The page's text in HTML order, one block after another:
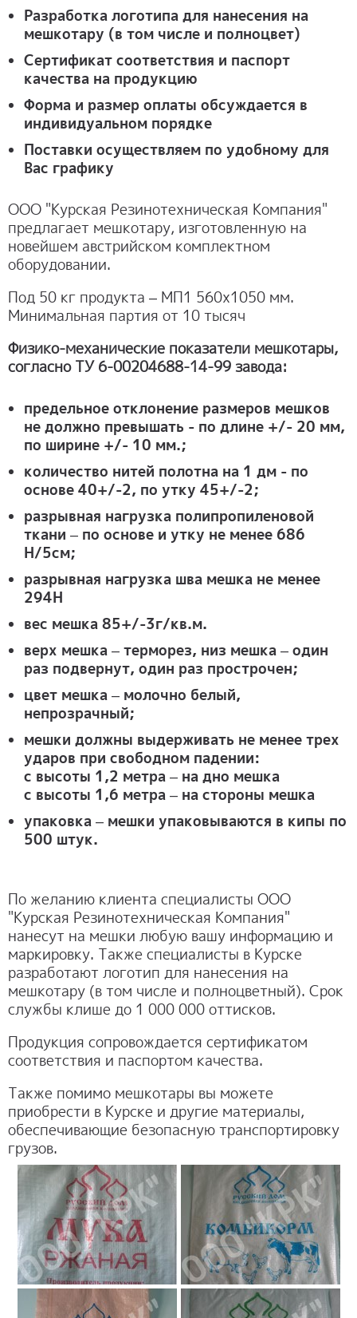
Разработка логотипа для нанесения на
мешкотару (в том числе и полноцвет)
Сертификат соответствия и паспорт
качества на продукцию
Форма и размер оплаты обсуждается в
индивидуальном порядке
Поставки осуществляем по удобному для
Вас графику
ООО "Курская Резинотехническая Компания"
предлагает мешкотару, изготовленную на
новейшем австрийском комплектном
оборудовании.
Под 50 кг продукта – МП1 560х1050 мм.
Минимальная партия от 10 тысяч
Физико-механические показатели мешкотары,
согласно ТУ 6-00204688-14-99 завода:
предельное отклонение размеров мешков
не должно превышать - по длине +/- 20 мм,
по ширине +/- 10 мм.;
количество нитей полотна на 1 дм - по
основе 40+/-2, по утку 45+/-2;
разрывная нагрузка полипропиленовой
ткани – по основе и утку не менее 686
Н/5см;
разрывная нагрузка шва мешка не менее
294Н
вес мешка 85+/-3г/кв.м.
верх мешка – терморез, низ мешка – один
раз подвернут, один раз прострочен;
цвет мешка – молочно белый,
непрозрачный;
мешки должны выдерживать не менее трех
ударов при свободном падении:
с высоты 1,2 метра – на дно мешка
с высоты 1,6 метра – на стороны мешка
упаковка – мешки упаковываются в кипы по
500 штук.
По желанию клиента специалисты ООО
"Курская Резинотехническая Компания"
нанесут на мешки любую вашу информацию и
маркировку. Также специалисты в Курске
разработают логотип для нанесения на
мешкотару (в том числе и полноцветный). Срок
службы клише до 1 000 000 оттисков.
Продукция сопровождается сертификатом
соответствия и паспортом качества.
Также помимо мешкотары вы можете
приобрести в Курске и другие материалы,
обеспечивающие безопасную транспортировку
грузов.